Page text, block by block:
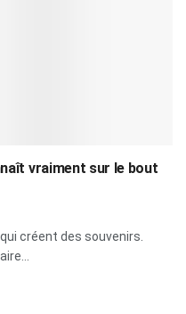
vraiment sur le bout
créent des souvenirs.